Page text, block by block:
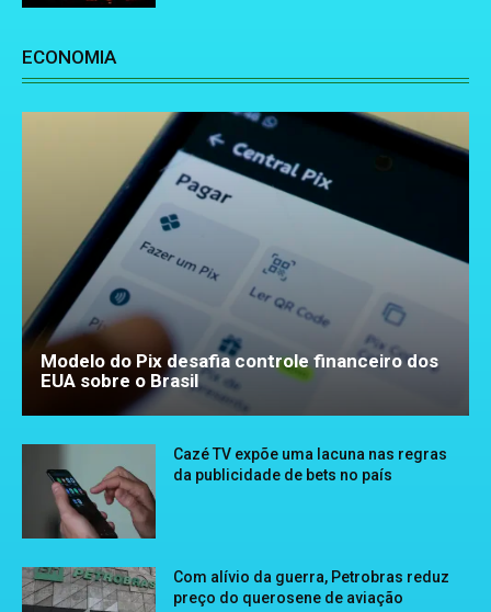
ECONOMIA
Modelo do Pix desafia controle financeiro dos
EUA sobre o Brasil
Cazé TV expõe uma lacuna nas regras
da publicidade de bets no país
Com alívio da guerra, Petrobras reduz
preço do querosene de aviação